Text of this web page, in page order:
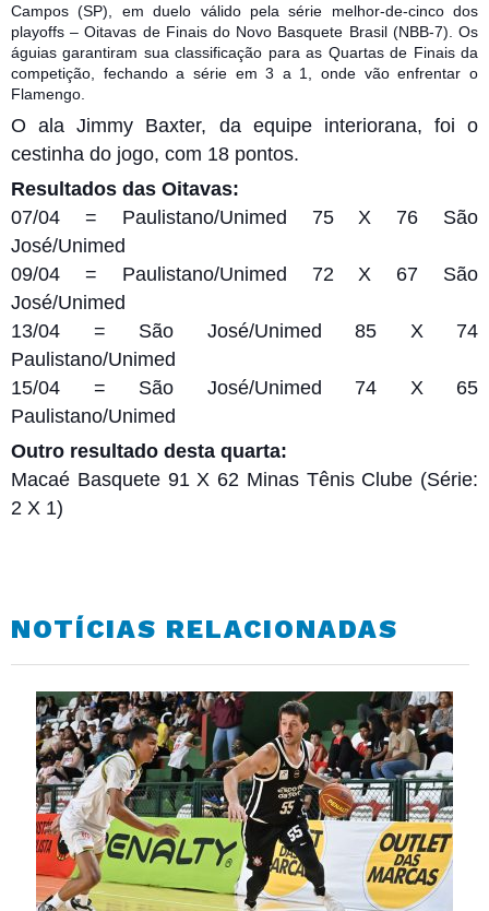
Campos (SP), em duelo válido pela série melhor-de-cinco dos
playoffs – Oitavas de Finais do Novo Basquete Brasil (NBB-7). Os
águias garantiram sua classificação para as Quartas de Finais da
competição, fechando a série em 3 a 1, onde vão enfrentar o
Flamengo.
O ala Jimmy Baxter, da equipe interiorana, foi o
cestinha do jogo, com 18 pontos.
Resultados das Oitavas:
07/04 = Paulistano/Unimed 75 X 76 São
José/Unimed
09/04 = Paulistano/Unimed 72 X 67 São
José/Unimed
13/04 = São José/Unimed 85 X 74
Paulistano/Unimed
15/04 = São José/Unimed 74 X 65
Paulistano/Unimed
Outro resultado desta quarta:
Macaé Basquete 91 X 62 Minas Tênis Clube (Série:
2 X 1)
NOTÍCIAS RELACIONADAS